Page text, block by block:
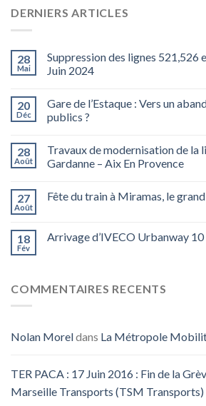
DERNIERS ARTICLES
28
Mai
Suppression des lignes 521,526
Juin 2024
20
Déc
Gare de l’Estaque : Vers un
publics ?
28
Août
Travaux de modernisation de la
Gardanne – Aix En Provence
27
Août
Fête du train à Miramas, le
18
Fév
Arrivage d’IVECO Urbanway 10
COMMENTAIRES RECENTS
Nolan Moreldans La Métropole
TER PACA : 17 Juin 2016 : Fin de la
Marseille Transports (TSM Transports)